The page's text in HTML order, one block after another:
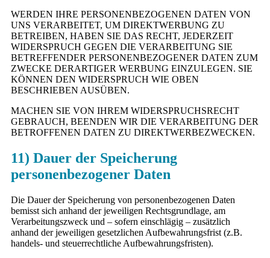
WERDEN IHRE PERSONENBEZOGENEN DATEN VON
UNS VERARBEITET, UM DIREKTWERBUNG ZU
BETREIBEN, HABEN SIE DAS RECHT, JEDERZEIT
WIDERSPRUCH GEGEN DIE VERARBEITUNG SIE
BETREFFENDER PERSONENBEZOGENER DATEN ZUM
ZWECKE DERARTIGER WERBUNG EINZULEGEN. SIE
KÖNNEN DEN WIDERSPRUCH WIE OBEN
BESCHRIEBEN AUSÜBEN.
MACHEN SIE VON IHREM WIDERSPRUCHSRECHT
GEBRAUCH, BEENDEN WIR DIE VERARBEITUNG DER
BETROFFENEN DATEN ZU DIREKTWERBEZWECKEN.
11) Dauer der Speicherung
personenbezogener Daten
Die Dauer der Speicherung von personenbezogenen Daten
bemisst sich anhand der jeweiligen Rechtsgrundlage, am
Verarbeitungszweck und – sofern einschlägig – zusätzlich
anhand der jeweiligen gesetzlichen Aufbewahrungsfrist (z.B.
handels- und steuerrechtliche Aufbewahrungsfristen).